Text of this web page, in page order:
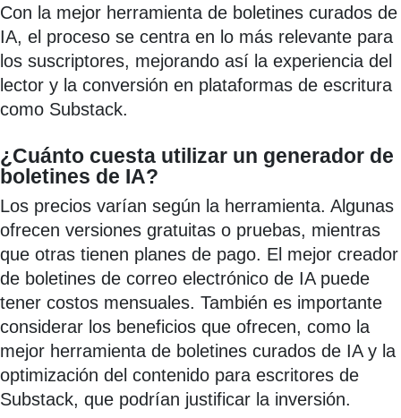
Con la mejor herramienta de boletines curados de
IA, el proceso se centra en lo más relevante para
los suscriptores, mejorando así la experiencia del
lector y la conversión en plataformas de escritura
como Substack.
¿Cuánto cuesta utilizar un generador de
boletines de IA?
Los precios varían según la herramienta. Algunas
ofrecen versiones gratuitas o pruebas, mientras
que otras tienen planes de pago. El mejor creador
de boletines de correo electrónico de IA puede
tener costos mensuales. También es importante
considerar los beneficios que ofrecen, como la
mejor herramienta de boletines curados de IA y la
optimización del contenido para escritores de
Substack, que podrían justificar la inversión.